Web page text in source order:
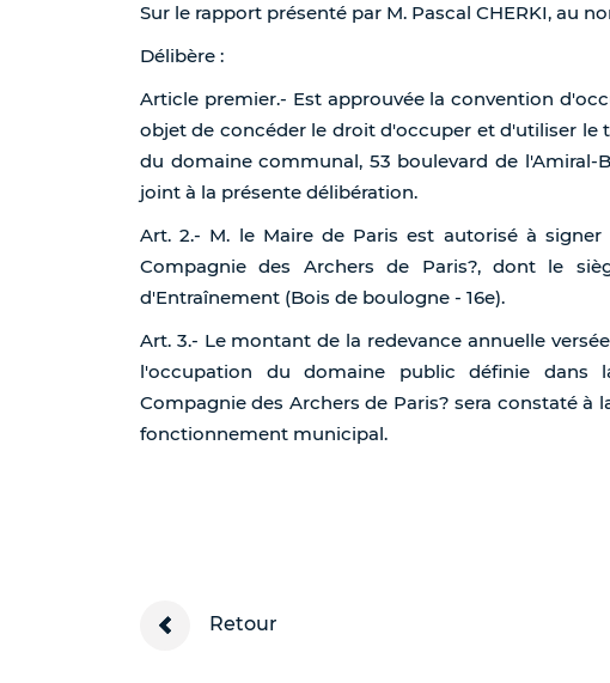
Sur le rapport présenté par M. Pascal CHERKI, au
Délibère :
Article premier.- Est approuvée la convention
objet de concéder le droit d'occuper et d'utiliser le
du domaine communal, 53 boulevard de l'Amiral-
joint à la présente délibération.
Art. 2.- M. le Maire de Paris est autorisé à
Compagnie des Archers de Paris?, dont le
d'Entraînement (Bois de boulogne - 16e).
Art. 3.- Le montant de la redevance annuelle
l'occupation du domaine public définie dans
Compagnie des Archers de Paris? sera constaté à
fonctionnement municipal.
Retour